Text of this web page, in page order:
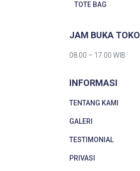
TOTE BAG
JAM BUKA TOKO
08.00 – 17.00 WIB
INFORMASI
TENTANG KAMI
GALERI
TESTIMONIAL
PRIVASI